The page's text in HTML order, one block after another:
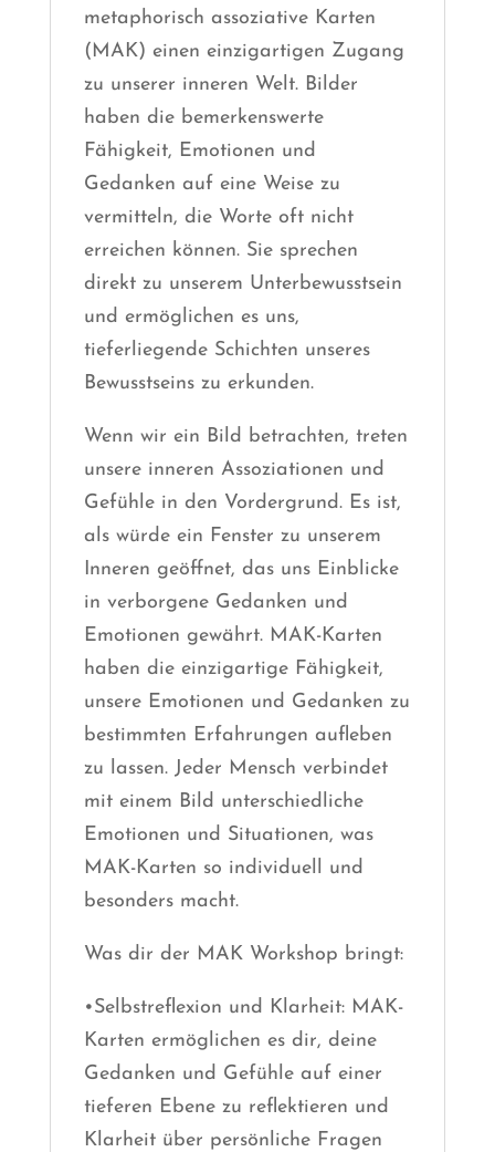
metaphorisch assoziative Karten
(MAK) einen einzigartigen Zugang
zu unserer inneren Welt. Bilder
haben die bemerkenswerte
Fähigkeit, Emotionen und
Gedanken auf eine Weise zu
vermitteln, die Worte oft nicht
erreichen können. Sie sprechen
direkt zu unserem Unterbewusstsein
und ermöglichen es uns,
tieferliegende Schichten unseres
Bewusstseins zu erkunden.
Wenn wir ein Bild betrachten, treten
unsere inneren Assoziationen und
Gefühle in den Vordergrund. Es ist,
als würde ein Fenster zu unserem
Inneren geöffnet, das uns Einblicke
in verborgene Gedanken und
Emotionen gewährt. MAK-Karten
haben die einzigartige Fähigkeit,
unsere Emotionen und Gedanken zu
bestimmten Erfahrungen aufleben
zu lassen. Jeder Mensch verbindet
mit einem Bild unterschiedliche
Emotionen und Situationen, was
MAK-Karten so individuell und
besonders macht.
Was dir der MAK Workshop bringt:
•Selbstreflexion und Klarheit: MAK-
Karten ermöglichen es dir, deine
Gedanken und Gefühle auf einer
tieferen Ebene zu reflektieren und
Klarheit über persönliche Fragen